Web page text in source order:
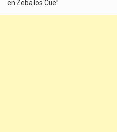
en Zeballos Cue”